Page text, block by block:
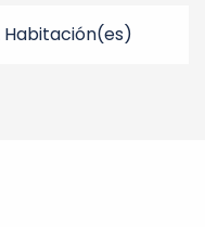
Habitación(es)